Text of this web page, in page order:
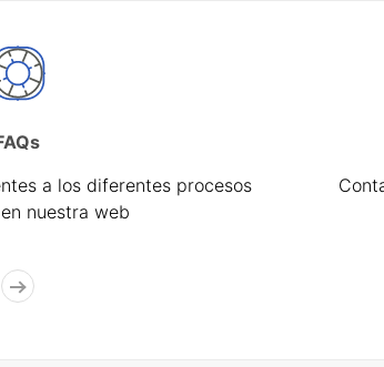
a los diferentes procesos
nuestra web